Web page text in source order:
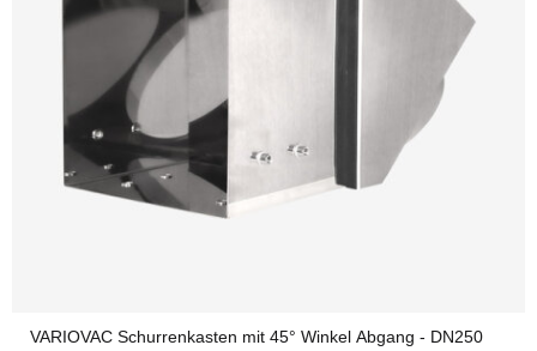
VARIOVAC Schurrenkasten mit 45° Winkel Abgang - DN250